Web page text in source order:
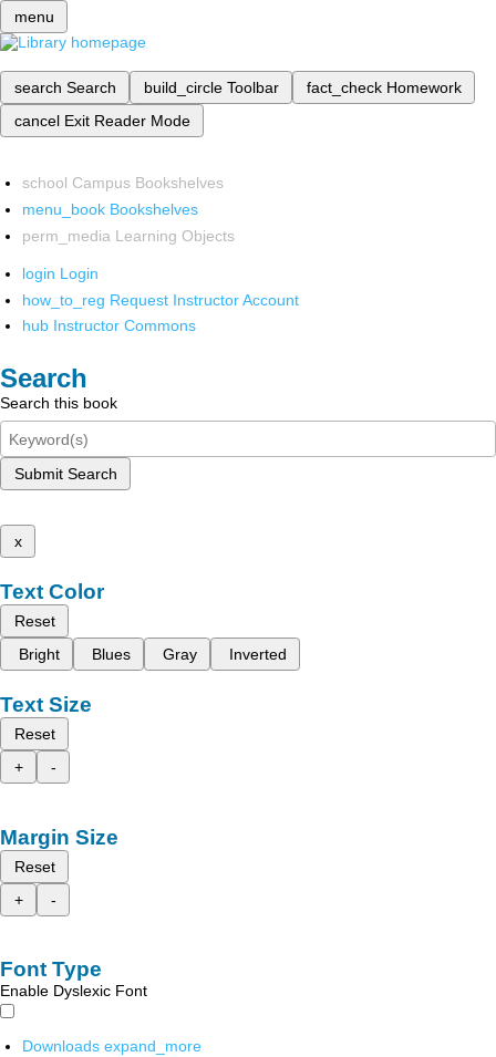
menu
search Search build_circle Toolbar fact_check Homework
cancel Exit Reader Mode
school Campus Bookshelves
menu_book Bookshelves
perm_media Learning Objects
login Login
how_to_reg Request Instructor Account
hub Instructor Commons
Search
Search this book
Submit Search
x
Text Color
Reset
Bright
Blues Gray Inverted
Text Size
Reset
+
-
Margin Size
Reset
+
-
Font Type
Enable Dyslexic Font
Downloads expand_more